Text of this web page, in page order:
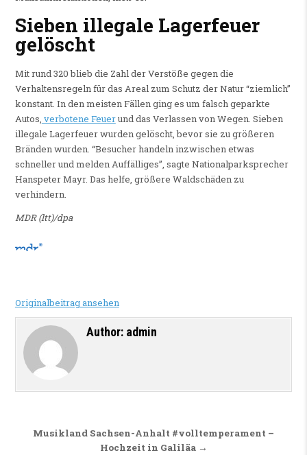
Sieben illegale Lagerfeuer
gelöscht
Mit rund 320 blieb die Zahl der Verstöße gegen die
Verhaltensregeln für das Areal zum Schutz der Natur “ziemlich”
konstant. In den meisten Fällen ging es um falsch geparkte
Autos, verbotene Feuerund das Verlassen von Wegen. Sieben
illegale Lagerfeuer wurden gelöscht, bevor sie zu größeren
Bränden wurden. “Besucher handeln inzwischen etwas
schneller und melden Auffälliges”, sagte Nationalparksprecher
Hanspeter Mayr. Das helfe, größere Waldschäden zu
verhindern.
MDR (ltt)/dpa
Originalbeitrag ansehen
Author: admin
Beitragsnavigation
Musikland Sachsen-Anhalt #volltemperament –
Hochzeit in Galiläa →